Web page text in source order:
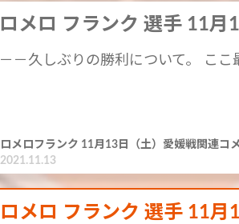
ロメロ フランク 選手 11月
－－久しぶりの勝利について。 ここ
ロメロフランク 11月13日（土）愛媛戦関連コ
2021.11.13
ロメロ フランク 選手 11